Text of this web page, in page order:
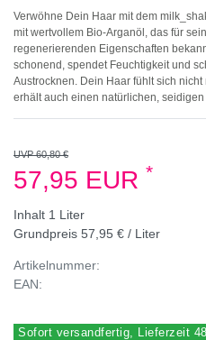
Verwöhne Dein Haar mit dem
mit wertvollem Bio-Arganöl, das für
regenerierenden Eigenschaften
schonend, spendet Feuchtigkeit und
Austrocknen. Dein Haar fühlt sich
erhält auch einen natürlichen, seidigen
UVP 60,80 €
57,95 EUR *
Inhalt 1 Liter
Grundpreis 57,95 € / Liter
Artikelnummer:
EAN:
Sofort versandfertig, Lieferzeit